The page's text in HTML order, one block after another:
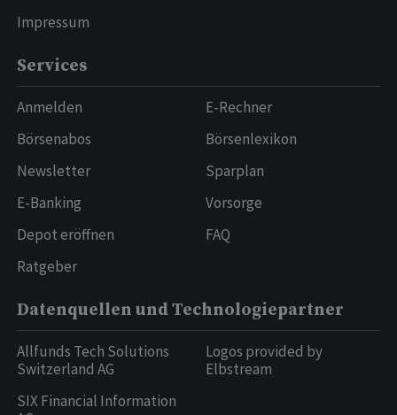
Impressum
Services
Anmelden
Börsenabos
Newsletter
E-Banking
Depot eröffnen
Ratgeber
E-Rechner
Börsenlexikon
Sparplan
Vorsorge
FAQ
Datenquellen und Technologiepartner
Allfunds Tech Solutions
Switzerland AG
SIX Financial Information
Logos provided by
Elbstream